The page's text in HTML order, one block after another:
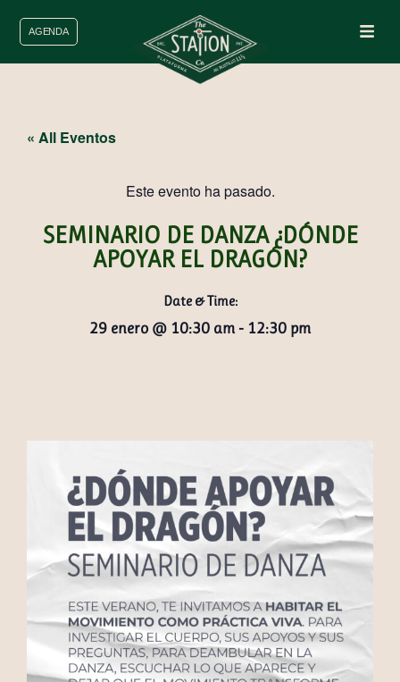
AGENDA
« All Eventos
Este evento ha pasado.
SEMINARIO DE DANZA ¿DÓNDE
APOYAR EL DRAGÓN?
Date & Time:
29 enero @ 10:30 am - 12:30 pm